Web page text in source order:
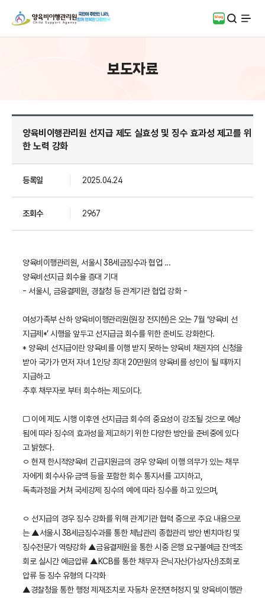
블로그검색
전체
보도자료
양육비이행관리원 선지급 제도 실효성 및 징수 효과성 제고를 위
한 노력 강화
등록일 2025.04.24
조회수 2967
양육비이행관리원, 서울시 38세금징수과 협업 ...
양육비선지급 회수율 증대 기대
- 서울시, 금융결제원, 경찰청 등 관계기관 협업 강화 -
여성가족부 산하 양육비이행관리원(원장 전지현)은 오는 7월 ‘양육비 선
지급제*’ 시행을 앞두고 선지급금 회수를 위한 준비도 강화한다.
* 양육비 선지급이란 양육비를 이행 받지 못하는 양육비 채권자의 신청을
받아 국가가 먼저 자녀 1인당 최대 20만원의 양육비를 성인이 될 때까지
지급하고
추후 채무자로 부터 회수하는 제도이다.
□ 이에 제도 시행 이후엔 선지급금 회수의 중요성이 강조될 것으로 예상
됨에 따라 징수의 효과성을 제고하기 위한 다양한 방안을 준비중에 있다
고 밝혔다.
ㅇ 현재 한시적양육비 긴급지원금의 경우 양육비 이행 의무가 있는 채무
자에게 회수사유·금액 등을 포함한 회수 통지서를 고지하고,
독촉과정을 거쳐 국세강제 징수의 예에 따라 징수를 하고 있으며,
ㅇ 선지급의 경우 징수 강화를 위해 관계기관 협력 중으로 주요 내용으로
는 ▲서울시 38세금징수과를 통한 체납관리 종합관리 방안 벤치마킹 및
징수전문가 역량강화 ▲금융결제원을 통한 시중 은행 요구불예금 잔액조
회로 실시간 예금압류 ▲KCB를 통한 채무자 은닉자산(가상자산)조회로
압류 등 징수 유형의 다각화
▲경찰청을 통한 행정 제재조치로 자동차 운전면허정지 및 양육비이행관